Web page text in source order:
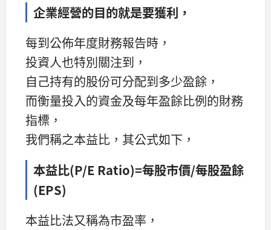
企業經營的目的就是要獲利，
每到公佈年度財務報告時，
投資人也特別關注到，
自己持有的股份可分配到多少盈餘，
而衡量投入的資金及每年盈餘比例的財務
指標，
我們稱之本益比，其公式如下，
本益比(P/E Ratio)=每股市價/每股盈餘
(EPS)
本益比法又稱為市盈率，